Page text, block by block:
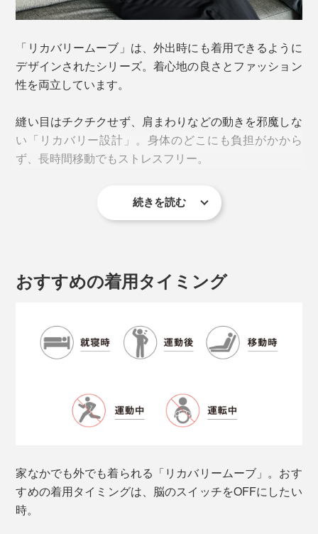
「リカバリームーブ」は、外出時にも着用できるように
デザインされたシリーズ。着心地の良さとファッション
性を両立しています。
縫い目はチクチクせず、肩まわりなどの動きを邪魔しな
い「リカバリー設計」。身体のどこにも負担がかから
ず、長時間移動でもストレスフリー。
デザインは、鮮やかなネオンオレンジがアクセントに効
ポケットのサイズ感や襟の高さなど、ディテールにもこ
だわりが感じられ、ファスナーの開閉もなめらか。スポ
続きを読む
おすすめの着用タイミング
家なかでも外でも着られる「リカバリームーブ」。おす
すめの着用タイミングは、脳のスイッチをOFFにしたい
時。